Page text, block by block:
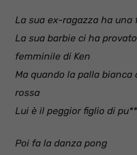
La sua ex-ragazza ha una
La sua barbie ci ha
femminile di Ken
Ma quando la palla bianca
rossa
Lui è il peggior figlio di
Poi fa la danza pong